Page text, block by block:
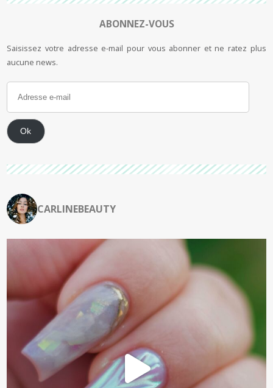
ABONNEZ-VOUS
Saisissez votre adresse e-mail pour vous abonner et ne ratez plus
aucune news.
Ok
CARLINEBEAUTY